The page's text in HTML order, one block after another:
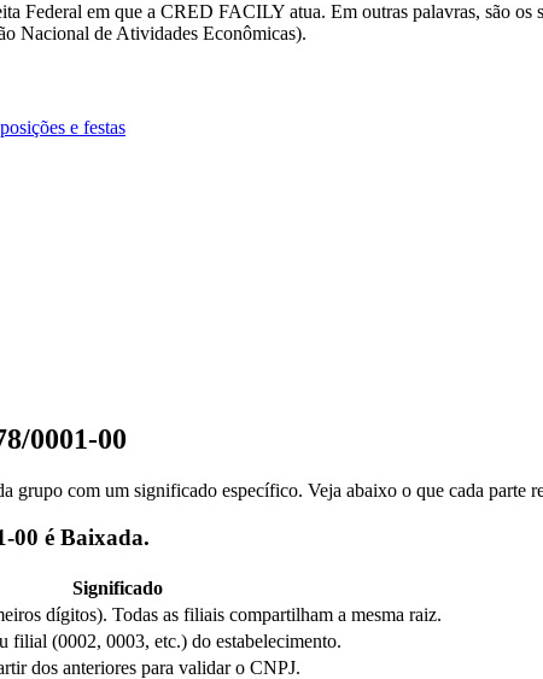
Federal em que a CRED FACILY atua. Em outras palavras, são
Nacional de Atividades Econômicas).
e festas
0001-00
com um significado específico. Veja abaixo o que cada parte
00 é Baixada.
Significado
dígitos). Todas as filiais compartilham a mesma raiz.
filial (0002, 0003, etc.) do estabelecimento.
dos anteriores para validar o CNPJ.